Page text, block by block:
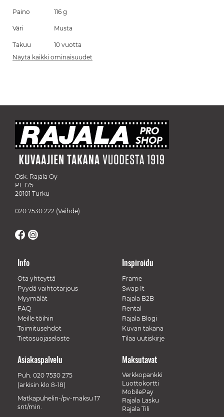
Paino 116 g
Väri Musta
Takuu
10 vuotta
Näytä kaikki ominaisuudet
Osk. Rajala Oy
PL 175
20101 Turku
020 7530 222 (Vaihde)
Info
Ota yhteyttä
Pyydä vaihtotarjous
Myymälät
FAQ
Meille töihin
Toimitusehdot
Tietosuojaseloste
Inspiroidu
Frame
Swap It
Rajala B2B
Rental
Rajala Blogi
Kuvan takana
Tilaa uutiskirje
Maksutavat
Verkkopankki
Luottokortti
MobilePay
Rajala Lasku
Rajala Tili
Asiakaspalvelu
Puh. 020 7530 275
(arkisin klo 8-18)
Matkapuhelin-/pv-maksu 17
snt/min.